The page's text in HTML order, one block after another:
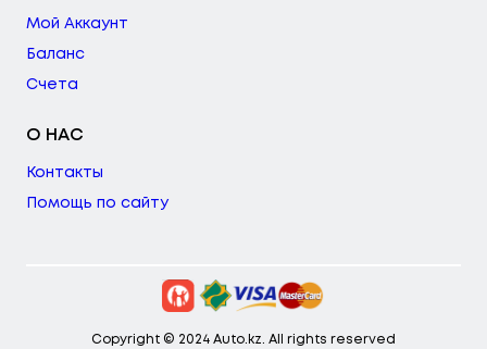
Мой Аккаунт
Баланс
Счета
О НАС
Контакты
Помощь по сайту
Copyright © 2024 Auto.kz. All rights reserved